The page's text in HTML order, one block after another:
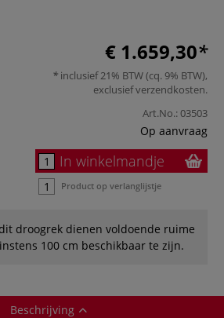
€ 1.659,30
inclusief 21% BTW (cq. 9% BTW),
exclusiefverzendkosten.
Art.No.:03503
Op aanvraag
In winkelmandje
Product op verlanglijstje
droogrek dienen voldoende ruime
100 cm beschikbaar te zijn.
Beschrijving